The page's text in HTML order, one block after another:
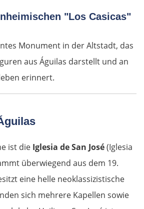
"Los Casicas"
Monument in der Altstadt, das
aus Águilas darstellt und an
erinnert.
ist die Iglesia de San José(Iglesia
überwiegend aus dem 19.
eine helle neoklassizistische
sich mehrere Kapellen sowie